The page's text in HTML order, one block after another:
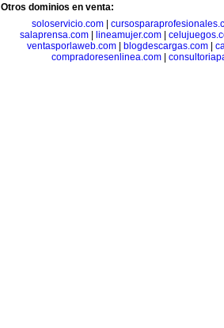
Otros dominios en venta:
soloservicio.com|
salaprensa.com| lineamujer.com|
ventasporlaweb.com| blogdescargas.com|
compradoresenlinea.com|